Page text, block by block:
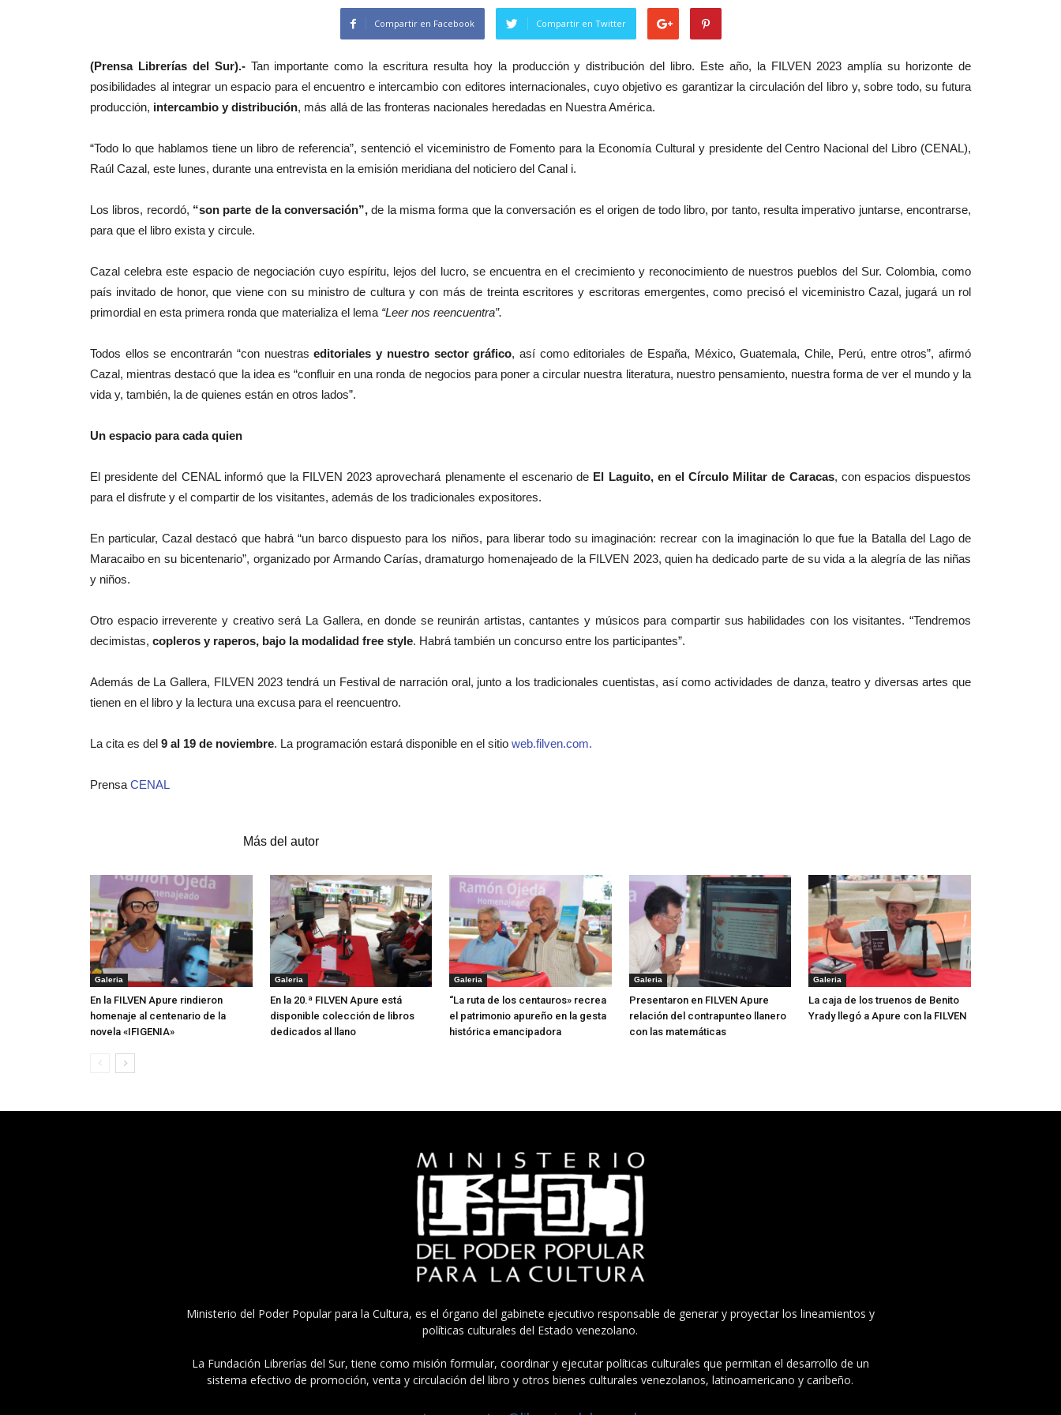
Compartir en Facebook Compartir en Twitter
(Prensa Librerías del Sur).- Tan importante como la escritura resulta hoy la producción y distribución del libro. Este año, la FILVEN 2023 amplía su horizonte de
posibilidades al integrar un espacio para el encuentro e intercambio con editores internacionales, cuyo objetivo es garantizar la circulación del libro y, sobre todo, su futura
producción, intercambio y distribución, más allá de las fronteras nacionales heredadas en Nuestra América.
“Todo lo que hablamos tiene un libro de referencia”, sentenció el viceministro de Fomento para la Economía Cultural y presidente del Centro Nacional del Libro (CENAL),
Raúl Cazal, este lunes, durante una entrevista en la emisión meridiana del noticiero del Canal i.
Los libros, recordó, “son parte de la conversación”, de la misma forma que la conversación es el origen de todo libro, por tanto, resulta imperativo juntarse, encontrarse,
para que el libro exista y circule.
Cazal celebra este espacio de negociación cuyo espíritu, lejos del lucro, se encuentra en el crecimiento y reconocimiento de nuestros pueblos del Sur. Colombia, como
país invitado de honor, que viene con su ministro de cultura y con más de treinta escritores y escritoras emergentes, como precisó el viceministro Cazal, jugará un rol
primordial en esta primera ronda que materializa el lema “Leer nos reencuentra”.
Todos ellos se encontrarán “con nuestraseditoriales y nuestro sector gráfico, así como editoriales de España, México, Guatemala, Chile, Perú, entre otros”, afirmó
Cazal, mientras destacó que la idea es “confluir en una ronda de negocios para poner a circular nuestra literatura, nuestro pensamiento, nuestra forma de ver el mundo y la
vida y, también, la de quienes están en otros lados”.
Un espacio para cada quien
El presidente del CENAL informó que la FILVEN 2023 aprovechará plenamente el escenario de El Laguito, en el Círculo Militar de Caracas, con espacios dispuestos
para el disfrute y el compartir de los visitantes, además de los tradicionales expositores.
En particular, Cazal destacó que habrá “un barco dispuesto para los niños, para liberar todo su imaginación: recrear con la imaginación lo que fue la Batalla del Lago de
Maracaibo en su bicentenario”, organizado por Armando Carías, dramaturgo homenajeado de la FILVEN 2023, quien ha dedicado parte de su vida a la alegría de las niñas
y niños.
Otro espacio irreverente y creativo será La Gallera, en donde se reunirán artistas, cantantes y músicos para compartir sus habilidades con los visitantes. “Tendremos
decimistas, copleros y raperos, bajo la modalidad free style. Habrá también un concurso entre los participantes”.
Además de La Gallera, FILVEN 2023 tendrá un Festival de narración oral, junto a los tradicionales cuentistas, así como actividades de danza, teatro y diversas artes que
tienen en el libro y la lectura una excusa para el reencuentro.
La cita es del 9 al 19 de noviembre. La programación estará disponible en el sitio web.filven.com.
Prensa CENAL
Más del autor
Galeria
En la FILVEN Apure rindieron
homenaje al centenario de la
novela «IFIGENIA»
Galeria
En la 20.ª FILVEN Apure está
disponible colección de libros
dedicados al llano
Galeria
“La ruta de los centauros» recrea
el patrimonio apureño en la gesta
histórica emancipadora
Galeria
Presentaron en FILVEN Apure
relación del contrapunteo llanero
con las matemáticas
Galeria
La caja de los truenos de Benito
Yrady llegó a Apure con la FILVEN
Ministerio del Poder Popular para la Cultura, es el órgano del gabinete ejecutivo responsable de generar y proyectar los lineamientos y
políticas culturales del Estado venezolano.
La Fundación Librerías del Sur, tiene como misión formular, coordinar y ejecutar políticas culturales que permitan el desarrollo de un
sistema efectivo de promoción, venta y circulación del libro y otros bienes culturales venezolanos, latinoamericano y caribeño.